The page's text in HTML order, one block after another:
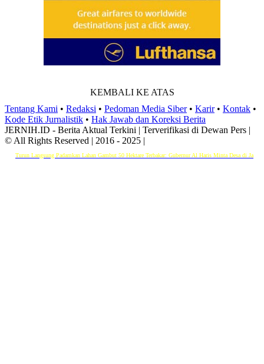
KEMBALI KE ATAS
Tentang Kami • Redaksi • Pedoman Media Siber• Karir• Kontak •
Kode Etik Jurnalistik • Hak Jawab dan Koreksi Berita
JERNIH.ID - Berita Aktual Terkini | Terverifikasi di Dewan Pers |
© All Rights Reserved | 2016 - 2025 |
Padamkan Lahan Gambut 50 Hektare Terbakar: Gubernur Al Haris Minta Desa di Jambi Siaga Karhutla